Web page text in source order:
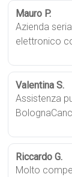
Mauro P.
Azienda
elettronico
Valentina S.
Assistenza
Riccardo G.
Molto